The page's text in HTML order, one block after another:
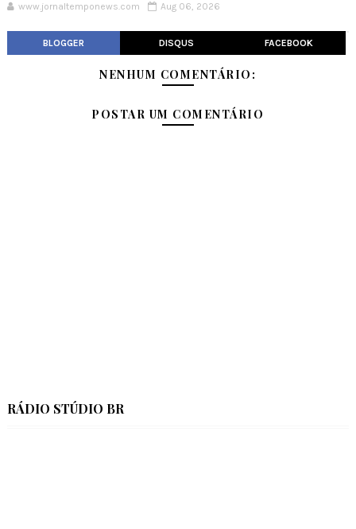
www.jornaltemponews.com Aug 06, 2026
BLOGGER DISQUS FACEBOOK
NENHUM COMENTÁRIO:
POSTAR UM COMENTÁRIO
RÁDIO STÚDIO BR